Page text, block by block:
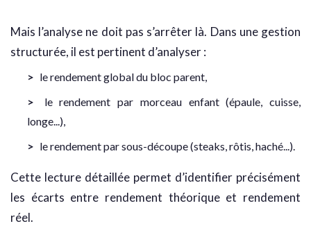
Mais l’analyse ne doit pas s’arrêter là. Dans une gestion
structurée, il est pertinent d’analyser :
le rendement global du bloc parent,
le rendement par morceau enfant (épaule, cuisse,
longe...),
le rendement par sous-découpe (steaks, rôtis, haché...).
Cette lecture détaillée permet d’identifier précisément
les écarts entre rendement théorique et rendement
réel.